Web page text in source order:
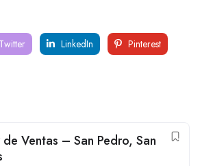
Twitter LinkedIn
Pinterest
Ventas – San Pedro, San